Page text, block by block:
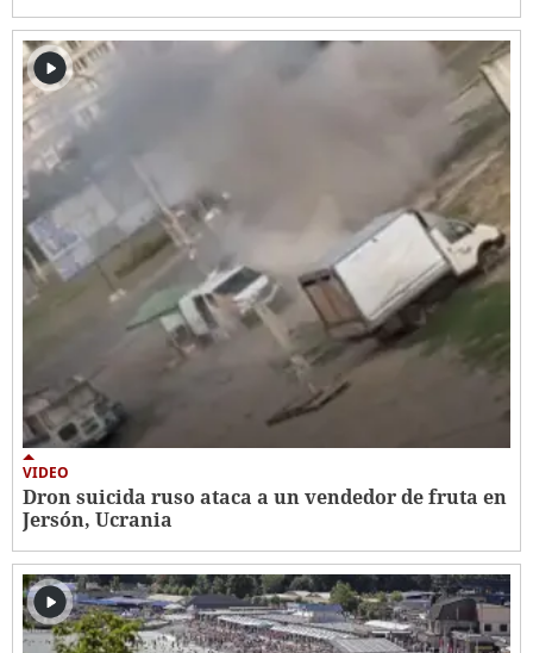
VIDEO
Dron suicida ruso ataca a un vendedor de fruta en
Jersón, Ucrania